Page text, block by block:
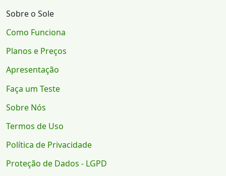
Sobre o Sole
Como Funciona
Planos e Preços
Apresentação
Faça um Teste
Sobre Nós
Termos de Uso
Política de Privacidade
Proteção de Dados - LGPD